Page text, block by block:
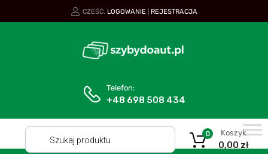
CZEŚĆ. LOGOWANIE REJESTRACJA
Telefon:
+48 698 508 434
Koszyk
0,00 zł
0